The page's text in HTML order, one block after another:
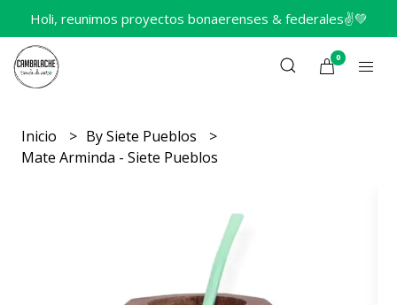
Holi, reunimos proyectos bonaerenses & federales✌️💚
0
Inicio
By Siete Pueblos
Mate Arminda - Siete Pueblos